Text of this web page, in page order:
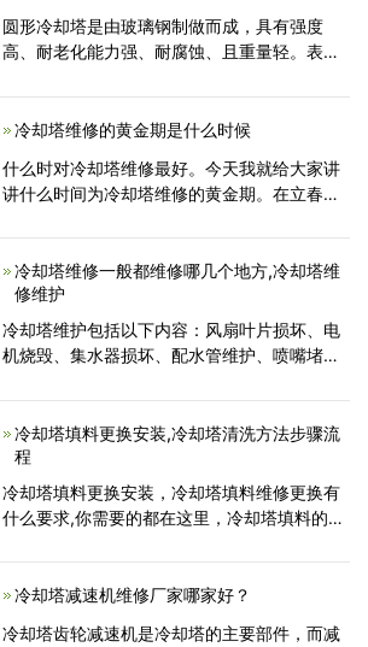
圆形冷却塔是由玻璃钢制做而成，具有强度
高、耐老化能力强、耐腐蚀、且重量轻。表面
料为铝合金是专门设计的，与塔机匹配合理具
有风量大、冷却塔噪音小、效率高、运转平
冷却塔维修的黄金期是什么时候
什么时对冷却塔维修最好。今天我就给大家讲
讲什么时间为冷却塔维修的黄金期。在立春到
环境比较恶劣，而且冷却塔多放置与外部。冬
季对冷却塔的危害也比较大，并且立春时期春
暖花开，
冷却塔维修一般都维修哪几个地方,冷却塔维
修维护
冷却塔维护包括以下内容：风扇叶片损坏、电
机烧毁、集水器损坏、配水管维护、喷嘴堵
转配水头、进气百叶窗损坏 , 排水盘漏水。下
面我将分析冷却塔不同位置维修的典型问题...
冷却塔填料更换安装,冷却塔清洗方法步骤流
程
冷却塔填料更换安装，冷却塔填料维修更换有
什么要求,你需要的都在这里，冷却塔填料的更
内清理清洁，依序科学铺设新填料。新旧填料
的更替施工，一般遵循以下步骤...
冷却塔减速机维修厂家哪家好？
冷却塔齿轮减速机是冷却塔的主要部件，而减